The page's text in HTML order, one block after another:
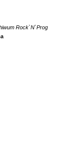
Rock`N`Prog